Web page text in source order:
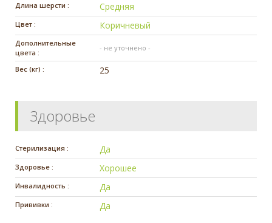
Длина шерсти : Средняя
Цвет : Коричневый
Дополнительные
цвета :
- не уточнено -
Вес (кг) : 25
Здоровье
Стерилизация : Да
Здоровье : Хорошее
Инвалидность : Да
Прививки : Да